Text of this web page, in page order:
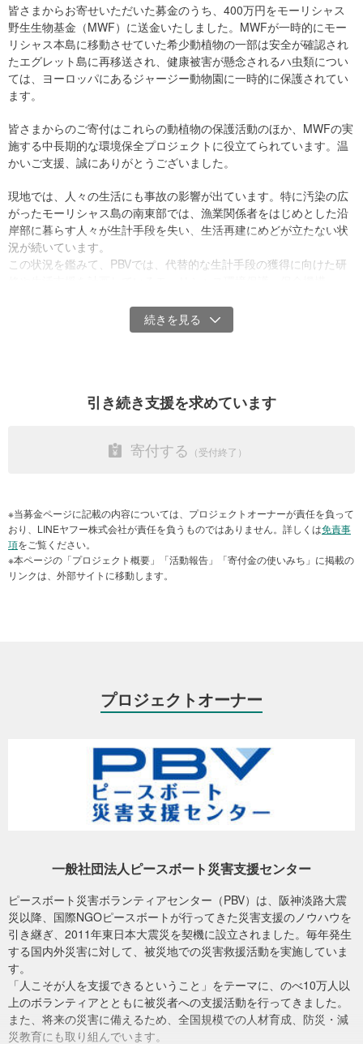
座礁した船舶から流れ出た重油の一部は沿岸部にも漂着し、動植物への影響も
懸念されています。（写真提供:（c）MARTINE GODER）
ピースボート災害支援センター（PBV）では、今回の船舶座礁・重
油流出事故を受け、モーリシャスの貴重な自然環境の回復を支援す
るため、「モーリシャス重油流出被害 緊急支援募金」を立ち上げま
した。寄付金は、モーリシャス野生生物基金（Mauritian Wildlife
Foundation）やモーリシャス環境保護・保全機構（Environmental
Protection and Conservation Organization）など、現地NGOによる
環境保護活動やコミュニティー支援活動にあてられます。
モーリシャス野生生物基金（MWF）は、環境保全活動やエコツア
ー、環境教育を実施しているNGOです。今回の事故では、重油流出
が確認された初日から重油の吸い出し作業、重油が吸着したオイル
フェンスの回収、エグレット島の希少生物の移送など多岐にわたる
モーリシャス環境保護・保全機構（EPCO）は、1988年に設立され
けた能力開発プロジェクトを計画しています。
お預かりしたご寄付は、MWFなど現地団体が実施する中・長期的な
環境回復や生物多様性の保護、人々の暮らしの支援などに役立てら
モーリシャスの美しい自然を取り戻すため、皆さまのあたたかいご
寄付をお願いいたします。
モーリシャスの美しい海は重要な観光資源であるだけでなく、貴重な生物多様
性の宝庫です。（写真提供:（c）ピースボート）
寄付金の使い道
皆さまからお寄せいただいた募金は、モーリシャス野生生物基金
（MWF）やモーリシャス環境保護・保全機構（EPCO）をはじめと
した現地NGOの実施する環境回復・保全活動およびコミュニティー
支援に使われます。活動の様子についてはPBVウェブサイトやフェ
イスブックページでお知らせしてまいります。
PBVウェブサイト
PBVフェイスブックページ
皆さまからお寄せいただいた募金のうち、400万円をモーリシャス
野生生物基金（MWF）に送金いたしました。MWFが一時的にモー
リシャス本島に移動させていた希少動植物の一部は安全が確認され
たエグレット島に再移送され、健康被害が懸念されるハ虫類につい
ては、ヨーロッパにあるジャージー動物園に一時的に保護されてい
ます。
皆さまからのご寄付はこれらの動植物の保護活動のほか、MWFの実
施する中長期的な環境保全プロジェクトに役立てられています。温
かいご支援、誠にありがとうございました。
現地では、人々の生活にも事故の影響が出ています。特に汚染の広
がったモーリシャス島の南東部では、漁業関係者をはじめとした沿
岸部に暮らす人々が生計手段を失い、生活再建にめどが立たない状
況が続いています。
この状況を鑑みて、PBVでは、代替的な生計手段の獲得に向けた研
モーリシャスの人々の生活再建のため、皆さまからの引き続きのご
引き続き支援を求めています
寄付する
※当募金ページに記載の内容については、プロジェクトオーナーが責任を負って
おり、LINEヤフー株式会社が責任を負うものではありません。詳しくは免責事
項をご覧ください。
※本ページの「プロジェクト概要」「活動報告」「寄付金の使いみち」に掲載の
リンクは、外部サイトに移動します。
プロジェクトオーナー
一般社団法人ピースボート災害支援センター
ピースボート災害ボランティアセンター（PBV）は、阪神淡路大震
災以降、国際NGOピースボートが行ってきた災害支援のノウハウを
引き継ぎ、2011年東日本大震災を契機に設立されました。毎年発生
する国内外災害に対して、被災地での災害救援活動を実施していま
す。
「人こそが人を支援できるということ」をテーマに、のべ10万人以
上のボランティアとともに被災者への支援活動を行ってきました。
また、将来の災害に備えるため、全国規模での人材育成、防災・減
災教育にも取り組んでいます。